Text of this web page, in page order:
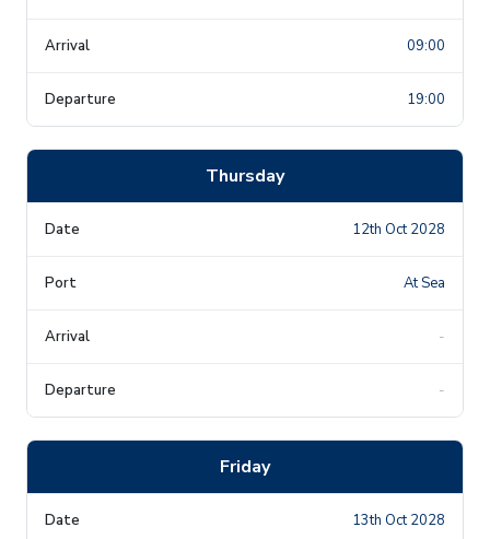
09:00
19:00
Thursday
12th Oct 2028
At Sea
-
-
Friday
13th Oct 2028